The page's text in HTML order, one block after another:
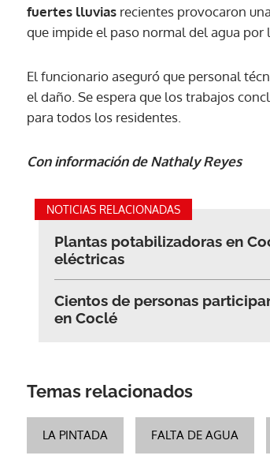
fuertes lluvias recientes provocaron
que impide el paso normal del agua por
El funcionario aseguró que personal
el daño. Se espera que los trabajos
para todos los residentes.
Con información de Nathaly Reyes
NOTICIAS RELACIONADAS
Plantas potabilizadoras en
eléctricas
Cientos de personas
en Coclé
Temas relacionados
LA PINTADA FALTA DE AGUA